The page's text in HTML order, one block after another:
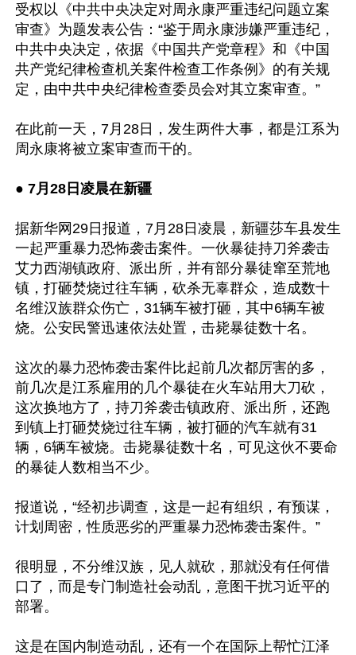
受权以《中共中央决定对周永康严重违纪问题立案
审查》为题发表公告：“鉴于周永康涉嫌严重违纪，
中共中央决定，依据《中国共产党章程》和《中国
共产党纪律检查机关案件检查工作条例》的有关规
定，由中共中央纪律检查委员会对其立案审查。”
在此前一天，7月28日，发生两件大事，都是江系为
周永康将被立案审查而干的。
● 7月28日凌晨在新疆
据新华网29日报道，7月28日凌晨，新疆莎车县发生
一起严重暴力恐怖袭击案件。一伙暴徒持刀斧袭击
艾力西湖镇政府、派出所，并有部分暴徒窜至荒地
镇，打砸焚烧过往车辆，砍杀无辜群众，造成数十
名维汉族群众伤亡，31辆车被打砸，其中6辆车被
烧。公安民警迅速依法处置，击毙暴徒数十名。
这次的暴力恐怖袭击案件比起前几次都厉害的多，
前几次是江系雇用的几个暴徒在火车站用大刀砍，
这次换地方了，持刀斧袭击镇政府、派出所，还跑
到镇上打砸焚烧过往车辆，被打砸的汽车就有31
辆，6辆车被烧。击毙暴徒数十名，可见这伙不要命
的暴徒人数相当不少。
报道说，“经初步调查，这是一起有组织，有预谋，
计划周密，性质恶劣的严重暴力恐怖袭击案件。”
很明显，不分维汉族，见人就砍，那就没有任何借
口了，而是专门制造社会动乱，意图干扰习近平的
部署。
这是在国内制造动乱，还有一个在国际上帮忙江泽